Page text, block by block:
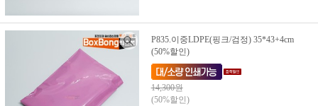
P835.이중LDPE(핑크/검정) 35*43+4cm
(50%할인)
14,300원
(50%할인)